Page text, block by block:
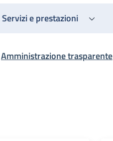
Servizi e prestazioni
Amministrazione trasparente